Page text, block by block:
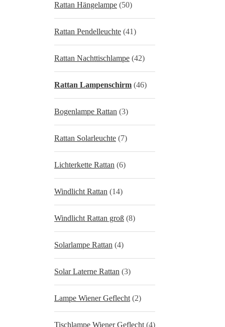
Rattan Hängelampe (50)
Rattan Pendelleuchte (41)
Rattan Nachttischlampe (42)
Rattan Lampenschirm (46)
Bogenlampe Rattan (3)
Rattan Solarleuchte (7)
Lichterkette Rattan (6)
Windlicht Rattan (14)
Windlicht Rattan groß (8)
Solarlampe Rattan (4)
Solar Laterne Rattan (3)
Lampe Wiener Geflecht (2)
Tischlampe Wiener Geflecht (4)